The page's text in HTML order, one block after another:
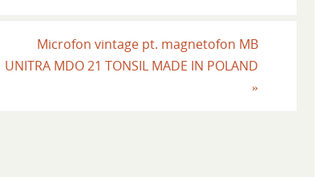
Microfon vintage pt. magnetofon MB
UNITRA MDO 21 TONSIL MADE IN POLAND
»